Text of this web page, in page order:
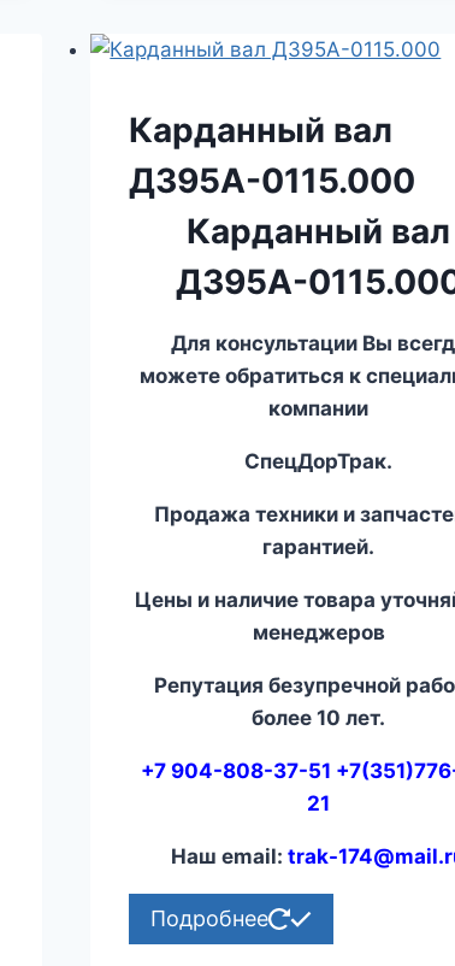
Карданный вал
Д395А-0115.000
Карданный вал
Д395А-
Для консультации Вы
можете обратиться к
компании
СпецДорТрак.
Продажа техники и
гарантией.
Цены и наличие товара
менеджеров
Репутация безупречной
более 10 лет.
+7 904-808-37-51
21
Наш email:trak-
Подробнее